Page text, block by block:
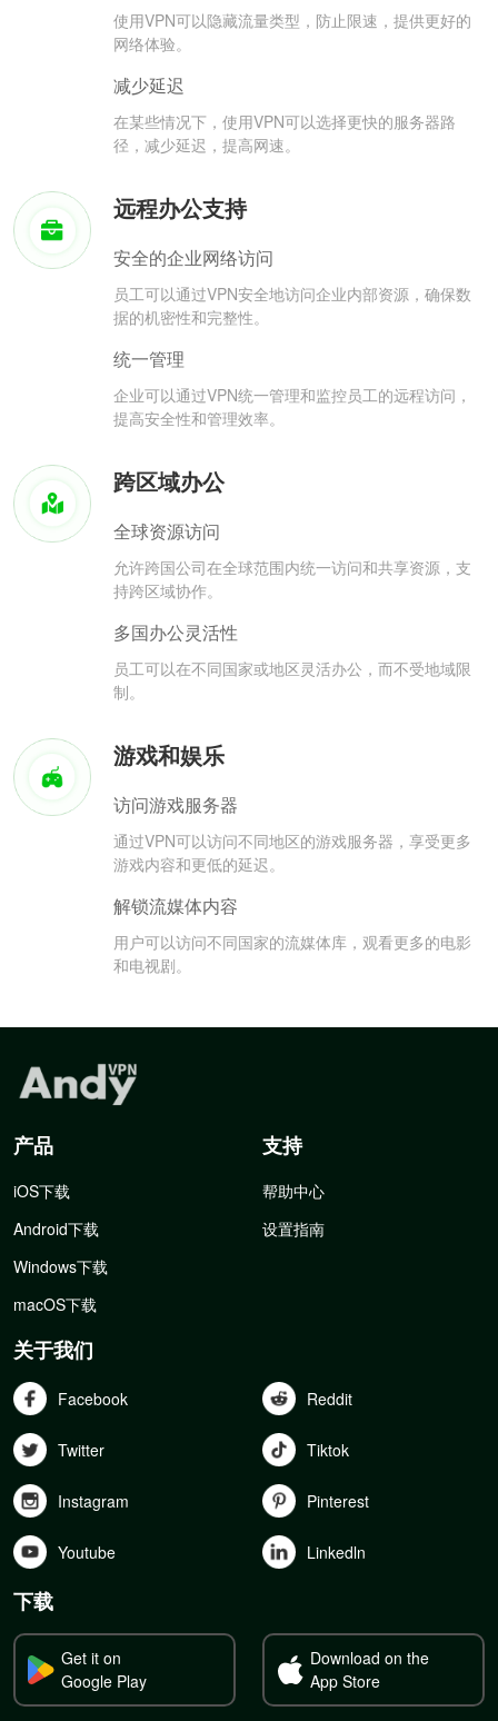
使用VPN可以隐藏流量类型，防止限速，提供更好的
网络体验。
减少延迟
在某些情况下，使用VPN可以选择更快的服务器路
径，减少延迟，提高网速。
远程办公支持
安全的企业网络访问
员工可以通过VPN安全地访问企业内部资源，确保数
据的机密性和完整性。
统一管理
企业可以通过VPN统一管理和监控员工的远程访问，
提高安全性和管理效率。
跨区域办公
全球资源访问
允许跨国公司在全球范围内统一访问和共享资源，支
持跨区域协作。
多国办公灵活性
员工可以在不同国家或地区灵活办公，而不受地域限
制。
游戏和娱乐
访问游戏服务器
通过VPN可以访问不同地区的游戏服务器，享受更多
游戏内容和更低的延迟。
解锁流媒体内容
用户可以访问不同国家的流媒体库，观看更多的电影
和电视剧。
产品
iOS下载
Android下载
Windows下载
macOS下载
支持
帮助中心
设置指南
关于我们
Facebook Reddit
Twitter Tiktok
Instagram Pinterest
Youtube Linkedln
下载
Get it on
Google Play
Download on the
App Store